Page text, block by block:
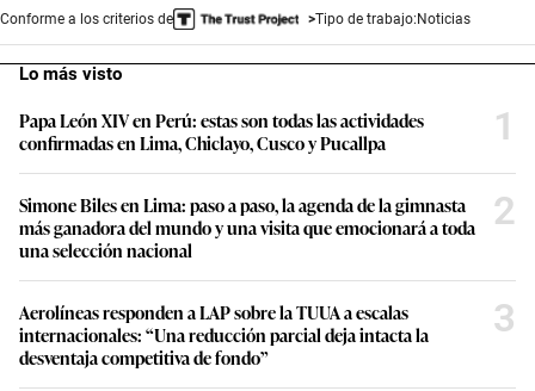
Conforme a los criterios de Tipo de trabajo: Noticias
Lo más visto
Papa León XIV en Perú: estas son todas las actividades
confirmadas en Lima, Chiclayo, Cusco y Pucallpa
1
Simone Biles en Lima: paso a paso, la agenda de la gimnasta
más ganadora del mundo y una visita que emocionará a toda
una selección nacional
2
Aerolíneas responden a LAP sobre la TUUA a escalas
internacionales: “Una reducción parcial deja intacta la
desventaja competitiva de fondo”
3